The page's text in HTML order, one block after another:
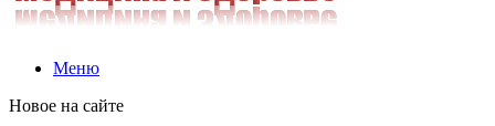
Меню
Новое на сайте